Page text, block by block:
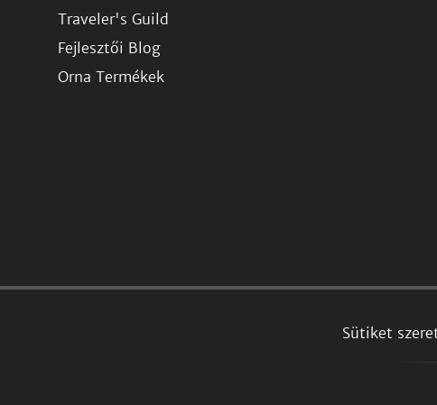
Sütiket
Traveler's Guild
Fejlesztői Blog
Orna Termékek